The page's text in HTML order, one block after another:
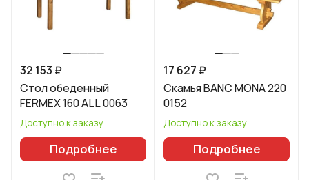
32 153 ₽
Стол обеденный
FERMEX 160 ALL 0063
Доступно к заказу
Подробнее
17 627 ₽
Скамья BANC MONA 220
0152
Доступно к заказу
Подробнее